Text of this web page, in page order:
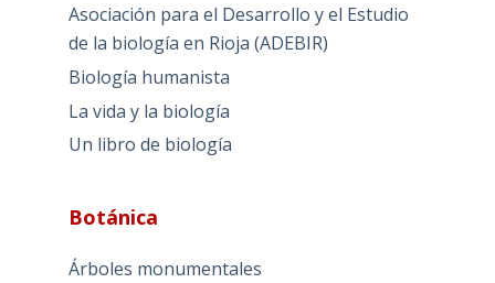
Asociación para el Desarrollo y el Estudio
de la biología en Rioja (ADEBIR)
Biología humanista
La vida y la biología
Un libro de biología
Botánica
Árboles monumentales